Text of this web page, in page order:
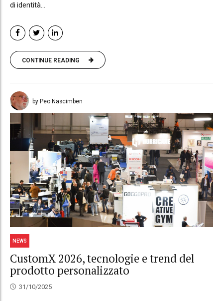
di identità...
CONTINUE READING
by Peo Nascimben
NEWS
CustomX 2026, tecnologie e trend del
prodotto personalizzato
31/10/2025